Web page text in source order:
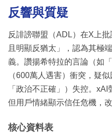
反響與質疑
反誹謗聯盟（ADL）在X上
且明顯反猶太」，認為其極
義。讚揚希特拉的言論（如
（600萬人遇害）衝突，疑
「政治不正確」）失控。
但用戶情緒顯示信任危機，
核心資料表